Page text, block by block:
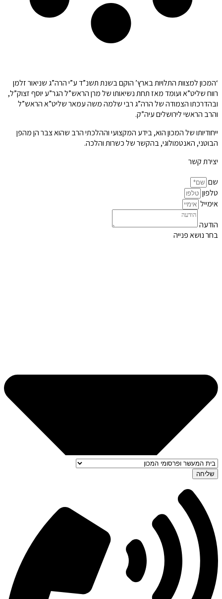
‘המכון למצוות התלויות בארץ’ הוקם בשנת תשנ”ד ע”י הרה”ג שניאור זלמן
רווח שליט”א ועומד מאז תחת נשיאותו של מרן הראש”ל הגר”ע יוסף זצוק”ל,
ובהדרכתו הצמודה של הרה”ג רבי שלמה משה עמאר שליט”א הראש”ל
והרב הראשי לירושלים עיה”ק.
ייחודיותו של המכון הוא, בידע המקצועי וההלכתי הרב שהוא צבר הן מהפן
הבוטני, האנטמולוגי, בהקשר של כשרות והלכה.
יצירת קשר
שם
טלפון
אימייל
הודעה
בחר נושא פנייה
שליחה